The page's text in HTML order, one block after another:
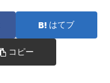
はてブ
コピー